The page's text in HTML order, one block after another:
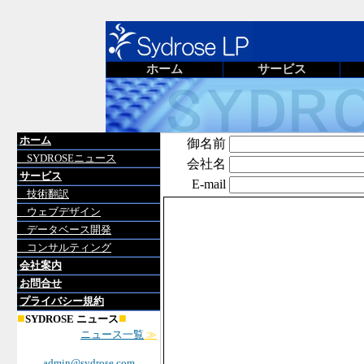
ホーム サービス
ホーム
SYDROSEニュース
サービス
技術翻訳
ウェブデザイン
データベース開発
コンサルティング
会社案内
お問合せ
プライバシー規約
■SYDROSE ニュース■
ニュース一覧 ≫
御名前
会社名
E-mail